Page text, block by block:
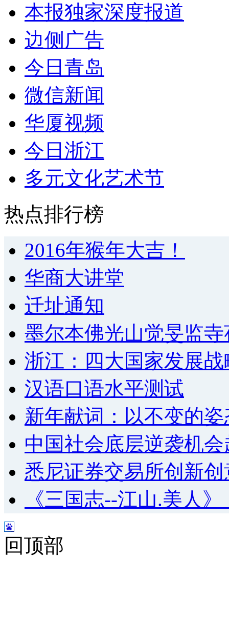
本报独家深度报道
边侧广告
今日青岛
微信新闻
华厦视频
今日浙江
多元文化艺术节
热点排行榜
2016年猴年大吉！
华商大讲堂
迁址通知
墨尔本佛光山觉旻监
浙江：四大国家发展
汉语口语水平测试
新年献词：以不变的
中国社会底层逆袭机
悉尼证券交易所创新
《三国志--江山.美人
回顶部